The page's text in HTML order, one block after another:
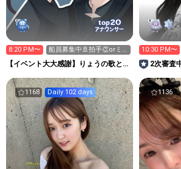
top20
アナウンサー
8:20 PM〜
船員募集中🚢拍手👏orミ
ラボ🔮集め中✨最終日✨
【イベント大大感謝】りょうの歌とき
10:30 PM〜
2次審査
1168 Daily 102 days 1136